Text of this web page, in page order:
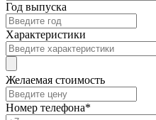
Год выпуска
Характеристики
Желаемая стоимость
Номер телефона*